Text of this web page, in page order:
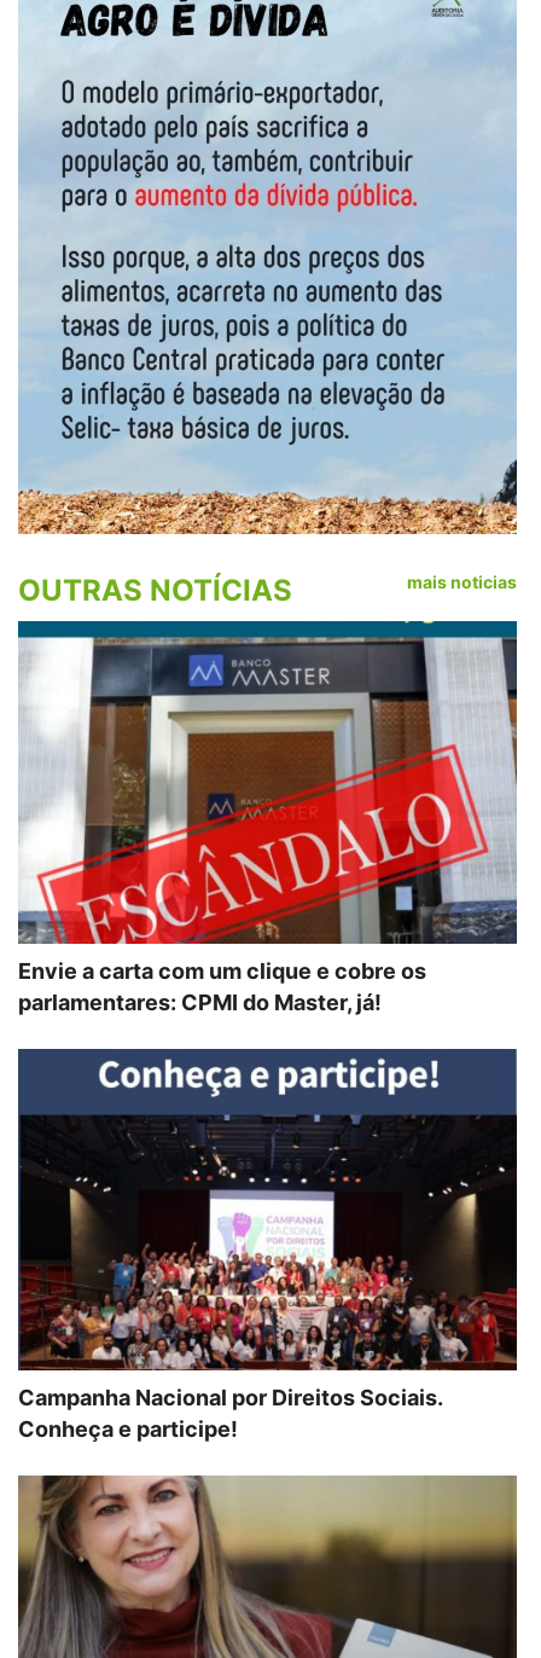
OUTRAS NOTÍCIAS mais noticias
Envie a carta com um clique e cobre os
parlamentares: CPMI do Master, já!
Campanha Nacional por Direitos Sociais.
Conheça e participe!